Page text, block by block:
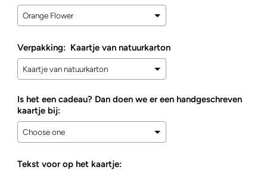
Verpakking: Kaartje van natuurkarton
Is het een cadeau? Dan doen we er een handgeschreven
kaartje bij:
Tekst voor op het kaartje: